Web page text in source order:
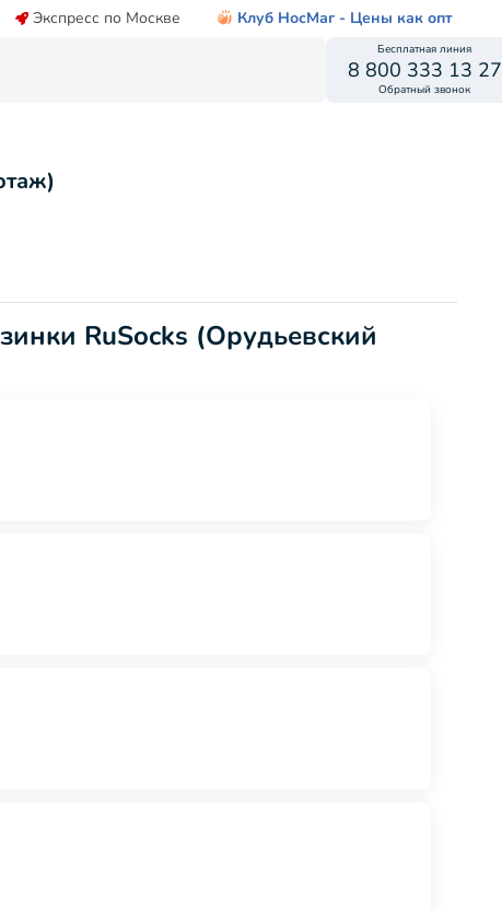
Экспресс по Москве Клуб НосМаг - Цены как опт
Бесплатная линия
8 800 333 13 27
Обратный звонок
RuSocks (Орудьевский